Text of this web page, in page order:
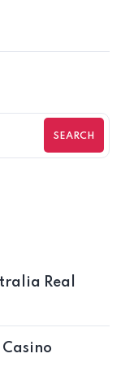
SEARCH
Real
Casino